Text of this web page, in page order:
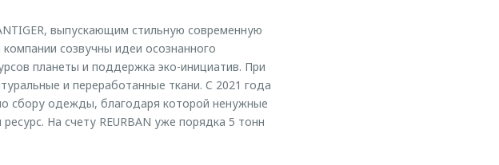
выпускающим стильную современную
созвучны идеи осознанного
планеты и поддержка эко-инициатив. При
и переработанные ткани. C 2021 года
сбору одежды, благодаря которой ненужные
На счету REURBAN уже порядка 5 тонн